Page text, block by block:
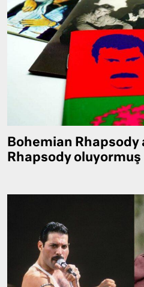
Bohemian Rhapsody
Rhapsody oluyormuş